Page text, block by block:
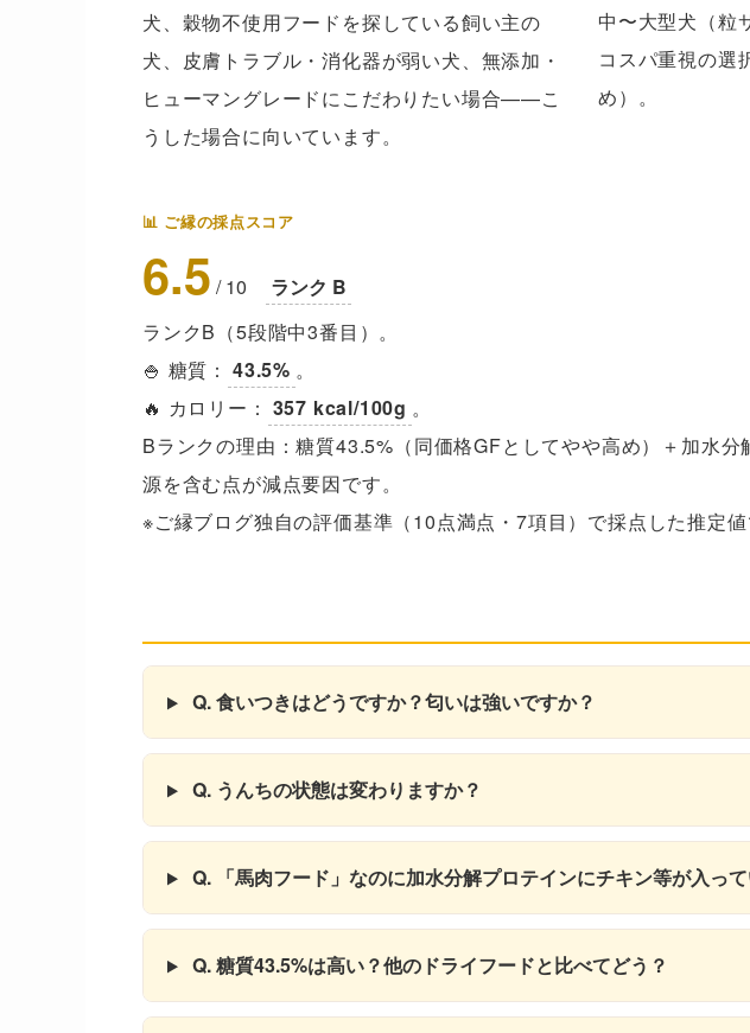
犬、穀物不使用フードを探している飼い主の
犬、皮膚トラブル・消化器が弱い犬、無添加・
ヒューマングレードにこだわりたい場合——こ
うした場合に向いています。
中〜大型犬（粒
コスパ重視の選
め）。
📊 ご縁の採点スコア
6.5 / 10
ランク B
ランクB（5段階中3番目）。
🍚 糖質： 43.5% 。
🔥 カロリー： 357 kcal/100g 。
Bランクの理由：糖質43.5%（同価格GFとしてやや高め）＋加水分
源を含む点が減点要因です。
※ご縁ブログ独自の評価基準（10点満点・7項目）で採点した推定値
Q. 食いつきはどうですか？匂いは強いですか？
Q. うんちの状態は変わりますか？
Q. 「馬肉フード」なのに加水分解プロテインにチキン等が入っ
Q. 糖質43.5%は高い？他のドライフードと比べてどう？